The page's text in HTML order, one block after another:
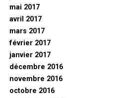
mai 2017
avril 2017
mars 2017
février 2017
janvier 2017
décembre 2016
novembre 2016
octobre 2016